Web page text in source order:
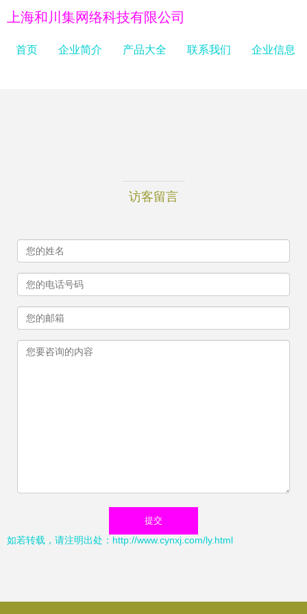
上海和川集网络科技有限公司
首页 企业简介 产品大全 联系我们 企业信息
访客留言
如若转载，请注明出处：http://www.cynxj.com/ly.html